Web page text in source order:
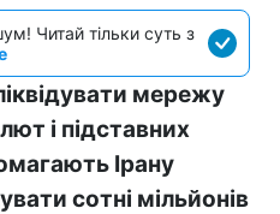
Читай тільки суть з
мережу
і підставних
Ірану
сотні мільйонів